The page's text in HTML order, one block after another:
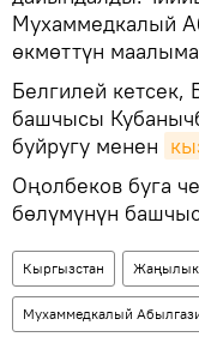
Мухаммедкалый
өкмөттүн
Белгилей
башчысы
буйругу менен
Оңолбеков буга
бөлүмүнүн
Кыргызстан
Мухаммедкалый